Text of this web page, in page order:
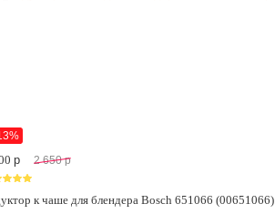
p 2 650 p
к чаше для блендера Bosch 651066 (00651066)